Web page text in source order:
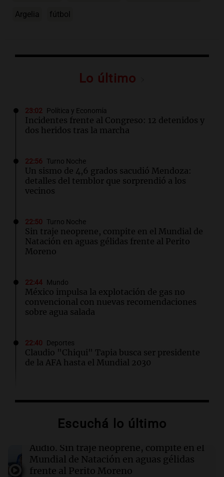
Argelia fútbol
Lo último
23:02 Política y Economía
Incidentes frente al Congreso: 12 detenidos y
dos heridos tras la marcha
22:56 Turno Noche
Un sismo de 4,6 grados sacudió Mendoza:
detalles del temblor que sorprendió a los
vecinos
22:50 Turno Noche
Sin traje neoprene, compite en el Mundial de
Natación en aguas gélidas frente al Perito
Moreno
22:44 Mundo
México impulsa la explotación de gas no
convencional con nuevas recomendaciones
sobre agua salada
22:40 Deportes
Claudio "Chiqui" Tapia busca ser presidente
de la AFA hasta el Mundial 2030
Quiniela turista: conocé los números
22:14 Viva la Radio Rosario
Kapanga celebra sus 30 años en Rosario: "Las
canciones envejecieron bien"
Escuchá lo último
Audio. Sin traje neoprene, compite en el
Mundial de Natación en aguas gélidas
frente al Perito Moreno